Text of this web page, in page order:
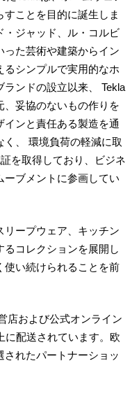
ことを目的に誕生しま
・ジャッド、ル・コルビ
った芸術や建築からイン
るシンプルで実用的なホ
ンドの設立以来、 Tekla
、妥協のないもの作りを
ンと責任ある製造を通
く、 環境負荷の軽減に取
を取得しており、ビジネ
ーブメントに参画してい
ープウェア、キッチン
るコレクションを展開し
使い続けられることを前
店および公式オンライン
に配送されています。欧
れたパートナーショッ